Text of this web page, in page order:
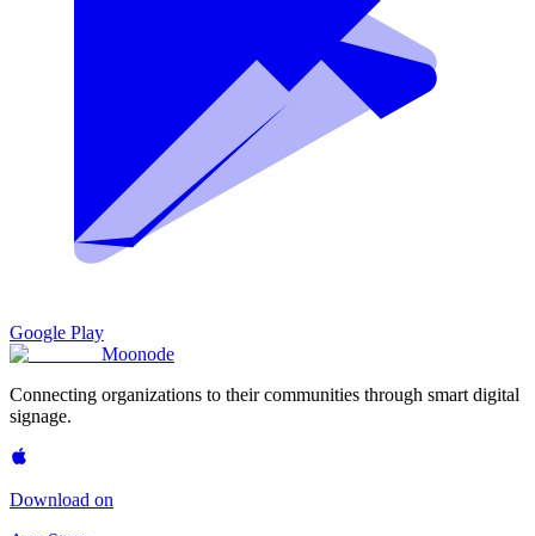
Google Play
Moonode
Connecting organizations to their communities through smart digital
signage.
Download on